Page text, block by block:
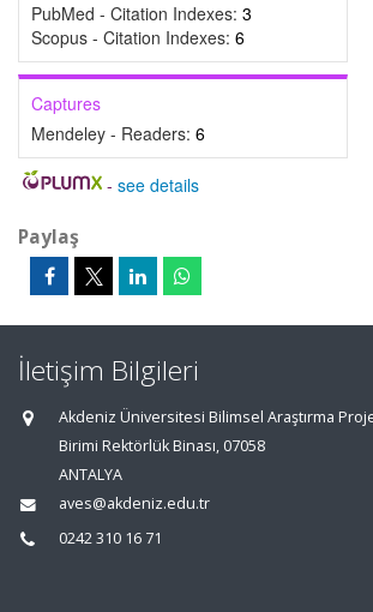
PubMed - Citation Indexes: 3
Scopus - Citation Indexes: 6
Captures
Mendeley - Readers: 6
- see details
Paylaş
İletişim Bilgileri
Akdeniz Üniversitesi Bilimsel Araştırma
Birimi Rektörlük Binası, 07058
ANTALYA
aves@akdeniz.edu.tr
0242 310 16 71